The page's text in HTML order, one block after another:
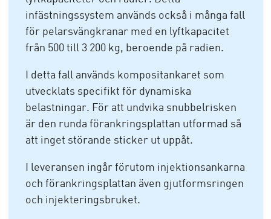
infästningssystem används också i många fall
för pelarsvängkranar med en lyftkapacitet
från 500 till 3 200 kg, beroende på radien.
I detta fall används kompositankaret som
utvecklats specifikt för dynamiska
belastningar. För att undvika snubbelrisken
är den runda förankringsplattan utformad så
att inget störande sticker ut uppåt.
I leveransen ingår förutom injektionsankarna
och förankringsplattan även gjutformsringen
och injekteringsbruket.